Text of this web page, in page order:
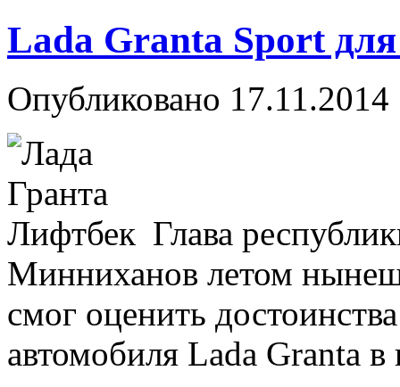
Lada Granta Sport
Опубликовано 17.11.2014
Глава
Минниханов летом
смог оценить
автомобиля Lada Granta в